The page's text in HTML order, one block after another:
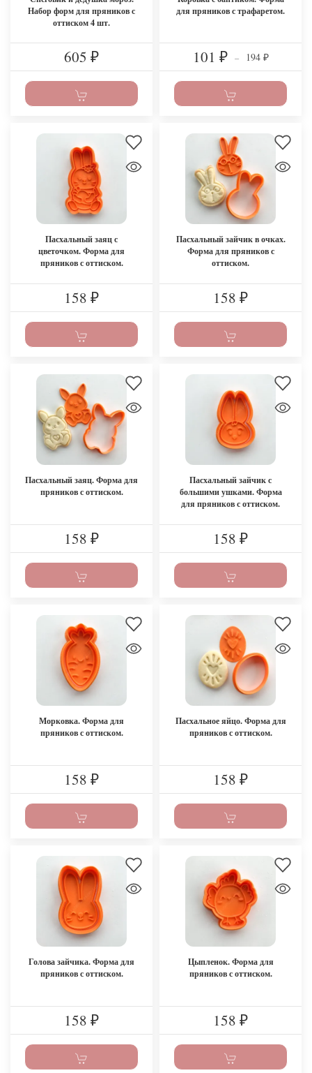
Набор форм для пряников с
оттиском 4 шт.
605 ₽
для пряников с трафаретом.
101 ₽ – 194 ₽
Пасхальный заяц с
цветочком. Форма для
пряников с оттиском.
158 ₽
Пасхальный зайчик в очках.
Форма для пряников с
оттиском.
158 ₽
Пасхальный заяц. Форма для
пряников с оттиском.
158 ₽
Пасхальный зайчик с
большими ушками. Форма
для пряников с оттиском.
158 ₽
Морковка. Форма для
пряников с оттиском.
158 ₽
Пасхальное яйцо. Форма для
пряников с оттиском.
158 ₽
Голова зайчика. Форма для
пряников с оттиском.
158 ₽
Цыпленок. Форма для
пряников с оттиском.
158 ₽